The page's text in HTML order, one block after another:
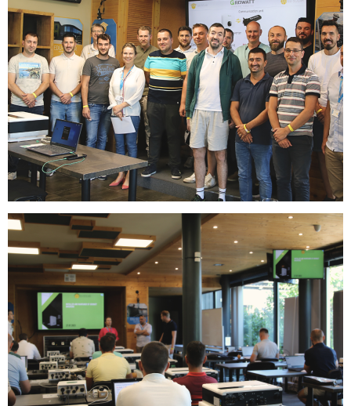
verkkoapteekin verkkosivuilta edulliseen hintaan.